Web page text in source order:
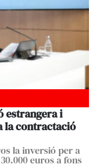
estrangera i
la contractació
la inversió per a
euros a fons